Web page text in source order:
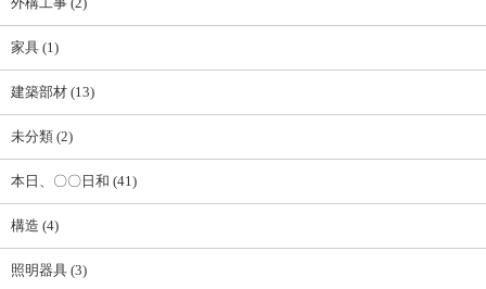
家具 (1)
建築部材 (13)
未分類 (2)
本日、〇〇日和 (41)
構造 (4)
照明器具 (3)